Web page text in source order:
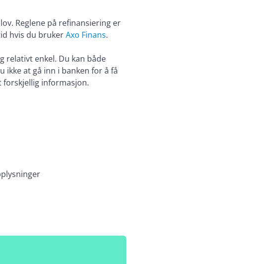
Reglene på refinansiering er
hvis du brukerAxo Finans.
relativt enkel. Du kan både
at gå inn i banken for å få
forskjellig informasjon.